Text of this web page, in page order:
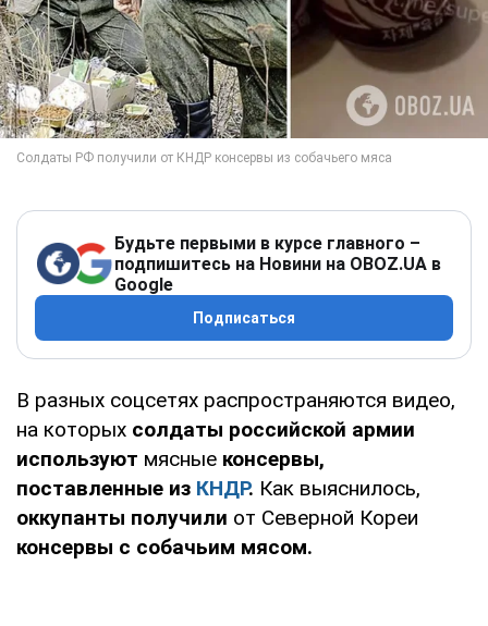
Будьте первыми в курсе главного –
подпишитесь на Новини на OBOZ.UA в
Google
Подписаться
В разных соцсетях распространяются видео,
на которых солдаты российской армии
используют мясные консервы,
поставленные из КНДР. Как выяснилось,
оккупанты получили от Северной Кореи
консервы с собачьим мясом.